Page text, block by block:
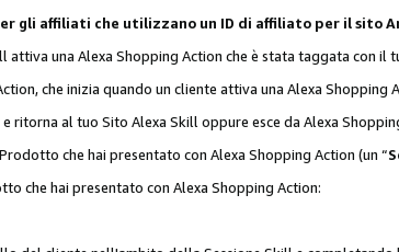
gli affiliati che utilizzano un ID di affiliato per il sito
una Alexa Shopping Action che è stata taggata con il
che inizia quando un cliente attiva una Alexa Shopping
ritorna al tuo Sito Alexa Skill oppure esce da Alexa
che hai presentato con Alexa Shopping Action (un “
che hai presentato con Alexa Shopping Action: